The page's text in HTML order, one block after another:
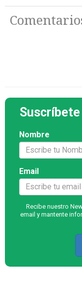
Nombre
Email
Recibe nuestro
email y mantente